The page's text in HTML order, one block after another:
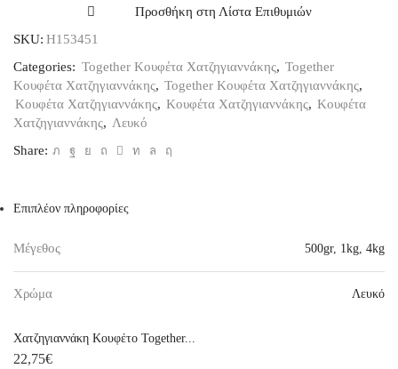
1kg
ποσότητα
Προσθήκη στη Λίστα Επιθυμιών
SKU: H153451
Categories: Together Κουφέτα Χατζηγιαννάκης, Together
Κουφέτα Χατζηγιαννάκης, Together Κουφέτα Χατζηγιαννάκης,
Κουφέτα Χατζηγιαννάκης, Κουφέτα Χατζηγιαννάκης, Κουφέτα
Χατζηγιαννάκης, Λευκό
Share:
Επιπλέον πληροφορίες
Μέγεθος 500gr, 1kg 4kg
Χρώμα Λευκό
Χατζηγιαννάκη Κουφέτο Together...
22,75€